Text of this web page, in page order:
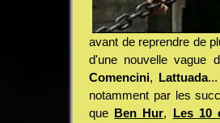
avant de reprendre de
d'une nouvelle vague
Comencini, Lattuada
notamment par les
que Ben Hur, Les 10